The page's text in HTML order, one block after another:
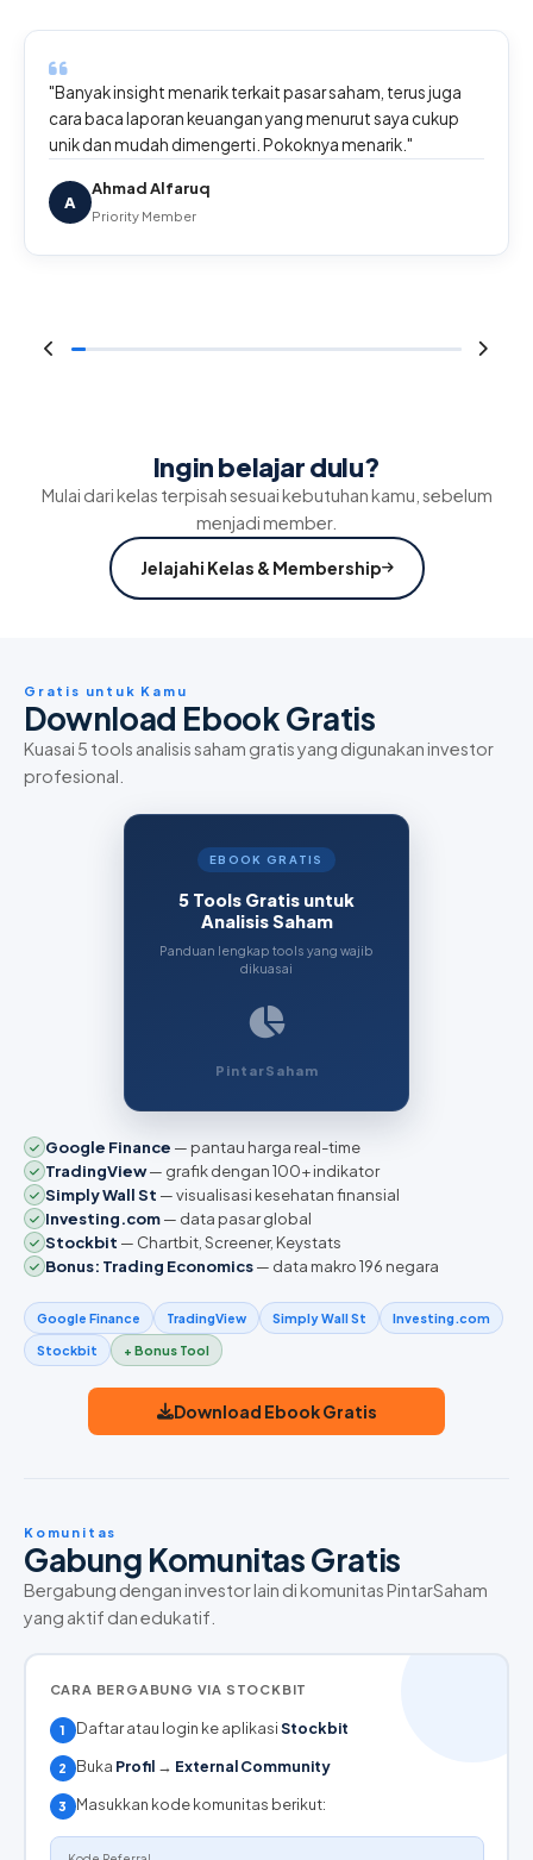
"Banyak insight menarik terkait pasar saham, terus juga
cara baca laporan keuangan yang menurut saya cukup
unik dan mudah dimengerti. Pokoknya menarik."
A
Ahmad Alfaruq
Priority Member
Ingin belajar dulu?
Mulai dari kelas terpisah sesuai kebutuhan kamu, sebelum
menjadi member.
Jelajahi Kelas & Membership
Gratis untuk Kamu
Download Ebook Gratis
Kuasai 5 tools analisis saham gratis yang digunakan investor
profesional.
EBOOK GRATIS
5 Tools Gratis untuk
Analisis Saham
Panduan lengkap tools yang wajib
dikuasai
PintarSaham
Google Finance — pantau harga real-time
TradingView— grafik dengan 100+ indikator
Simply Wall St — visualisasi kesehatan finansial
Investing.com— data pasar global
Stockbit — Chartbit, Screener, Keystats
Bonus: Trading Economics— data makro 196 negara
Google Finance TradingView Simply Wall St Investing.com
Stockbit + Bonus Tool
Download Ebook Gratis
Komunitas
Gabung Komunitas Gratis
Bergabung dengan investor lain di komunitas PintarSaham
yang aktif dan edukatif.
CARA BERGABUNG VIA STOCKBIT
1 Daftar atau login ke aplikasiStockbit
2 Buka Profil→ External Community
3 Masukkan kode komunitas berikut: